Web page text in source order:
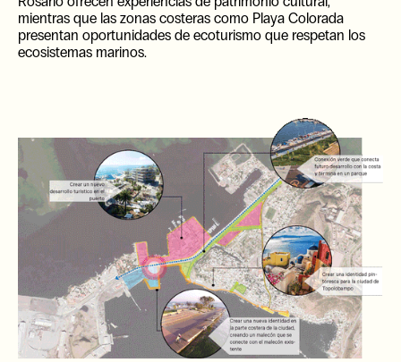
mientras que las zonas costeras como Playa Colorada
presentan oportunidades de ecoturismo que respetan los
ecosistemas marinos.